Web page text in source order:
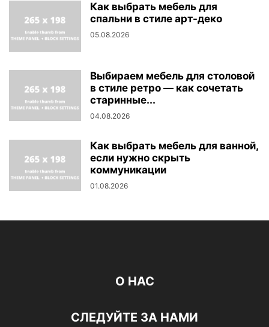
Как выбрать мебель для
спальни в стиле арт-деко
05.08.2026
Выбираем мебель для столовой
в стиле ретро — как сочетать
старинные...
04.08.2026
Как выбрать мебель для ванной,
если нужно скрыть
коммуникации
01.08.2026
О НАС
СЛЕДУЙТЕ ЗА НАМИ